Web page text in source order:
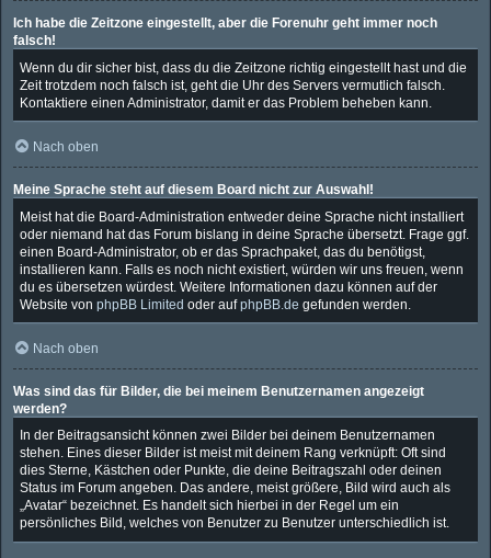
Ich habe die Zeitzone eingestellt, aber die Forenuhr geht immer noch
falsch!
Wenn du dir sicher bist, dass du die Zeitzone richtig eingestellt hast und die
Zeit trotzdem noch falsch ist, geht die Uhr des Servers vermutlich falsch.
Kontaktiere einen Administrator, damit er das Problem beheben kann.
Nach oben
Meine Sprache steht auf diesem Board nicht zur Auswahl!
Meist hat die Board-Administration entweder deine Sprache nicht installiert
oder niemand hat das Forum bislang in deine Sprache übersetzt. Frage ggf.
einen Board-Administrator, ob er das Sprachpaket, das du benötigst,
installieren kann. Falls es noch nicht existiert, würden wir uns freuen, wenn
du es übersetzen würdest. Weitere Informationen dazu können auf der
Website von phpBB Limited oder aufphpBB.de gefunden werden.
Nach oben
Was sind das für Bilder, die bei meinem Benutzernamen angezeigt
werden?
In der Beitragsansicht können zwei Bilder bei deinem Benutzernamen
stehen. Eines dieser Bilder ist meist mit deinem Rang verknüpft: Oft sind
dies Sterne, Kästchen oder Punkte, die deine Beitragszahl oder deinen
Status im Forum angeben. Das andere, meist größere, Bild wird auch als
„Avatar“ bezeichnet. Es handelt sich hierbei in der Regel um ein
persönliches Bild, welches von Benutzer zu Benutzer unterschiedlich ist.